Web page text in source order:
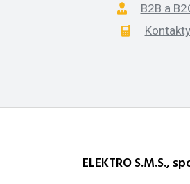
B2B a
Kontakty
ELEKTRO S.M.S.,